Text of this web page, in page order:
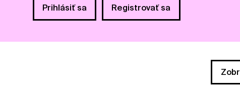
Prihlásiť sa Registrovať sa